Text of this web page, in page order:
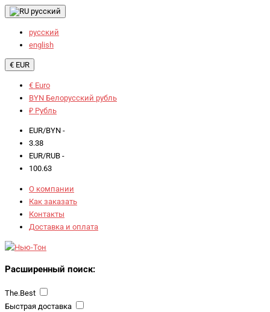
русский
русский
english
€ EUR
€ Euro
BYN Белорусский рубль
₽ Рубль
EUR/BYN -
3.38
EUR/RUB -
100.63
О компании
Как заказать
Контакты
Доставка и оплата
Расширенный поиск:
The.Best
Быстрая доставка